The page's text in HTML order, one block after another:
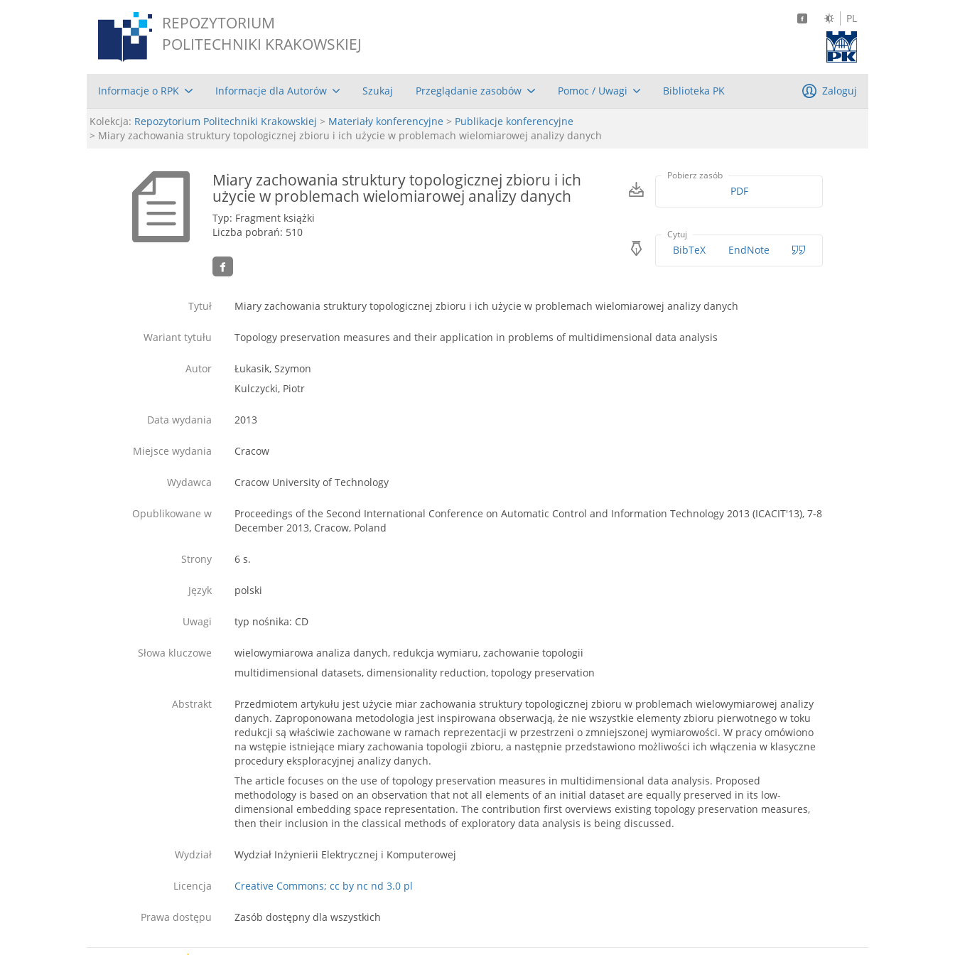
REPOZYTORIUM
POLITECHNIKI KRAKOWSKIEJ
PL
Informacje o RPK Informacje dla Autorów Szukaj Przeglądanie zasobów Pomoc / Uwagi Biblioteka PK Zaloguj
Kolekcja: Repozytorium Politechniki Krakowskiej > Materiały konferencyjne > Publikacje konferencyjne
> Miary zachowania struktury topologicznej zbioru i ich użycie w problemach wielomiarowej analizy danych
Miary zachowania struktury topologicznej zbioru i ich
użycie w problemach wielomiarowej analizy danych
Typ: Fragment książki
Liczba pobrań: 510
Pobierz zasób
PDF
Cytuj
BibTeX EndNote
Tytuł Miary zachowania struktury topologicznej zbioru i ich użycie w problemach wielomiarowej analizy danych
Wariant tytułu Topology preservation measures and their application in problems of multidimensional data analysis
Autor
Łukasik, Szymon
Kulczycki, Piotr
Data wydania 2013
Miejsce wydania Cracow
Wydawca Cracow University of Technology
Opublikowane w
Proceedings of the Second International Conference on Automatic Control and Information Technology 2013 (ICACIT'13), 7-8
December 2013, Cracow, Poland
Strony 6 s.
Język polski
Uwagi typ nośnika: CD
Słowa kluczowe
wielowymiarowa analiza danych, redukcja wymiaru, zachowanie topologii
multidimensional datasets, dimensionality reduction, topology preservation
Abstrakt
Przedmiotem artykułu jest użycie miar zachowania struktury topologicznej zbioru w problemach wielowymiarowej analizy
danych. Zaproponowana metodologia jest inspirowana obserwacją, że nie wszystkie elementy zbioru pierwotnego w toku
redukcji są właściwie zachowane w ramach reprezentacji w przestrzeni o zmniejszonej wymiarowości. W pracy omówiono
na wstępie istniejące miary zachowania topologii zbioru, a następnie przedstawiono możliwości ich włączenia w klasyczne
procedury eksploracyjnej analizy danych.
The article focuses on the use of topology preservation measures in multidimensional data analysis. Proposed
methodology is based on an observation that not all elements of an initial dataset are equally preserved in its low-
dimensional embedding space representation. The contribution first overviews existing topology preservation measures,
then their inclusion in the classical methods of exploratory data analysis is being discussed.
Wydział Wydział Inżynierii Elektrycznej i Komputerowej
Licencja Creative Commons; cc by nc nd 3.0 pl
Prawa dostępu Zasób dostępny dla wszystkich